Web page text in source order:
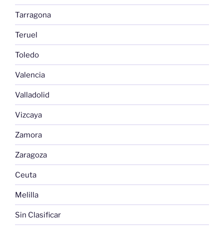
Tarragona
Teruel
Toledo
Valencia
Valladolid
Vizcaya
Zamora
Zaragoza
Ceuta
Melilla
Sin Clasificar